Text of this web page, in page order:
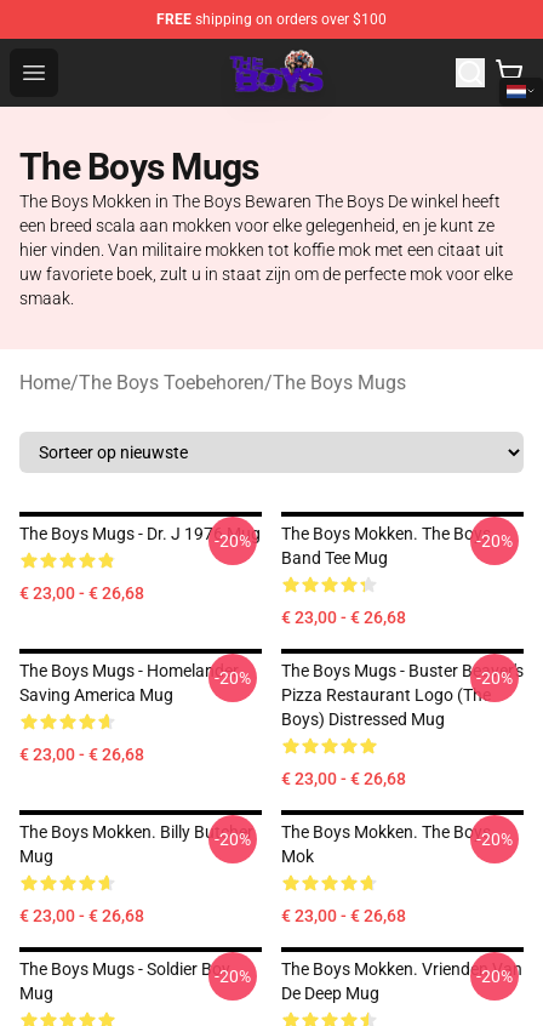
FREE shipping on orders over $100
Open menu
The Boys Store - Official The Boys Merchandise Shop
The Boys Mugs
The Boys Mokken in The Boys Bewaren The Boys De winkel heeft
een breed scala aan mokken voor elke gelegenheid, en je kunt ze
hier vinden. Van militaire mokken tot koffie mok met een citaat uit
uw favoriete boek, zult u in staat zijn om de perfecte mok voor elke
smaak.
Home/The Boys Toebehoren/The Boys Mugs
The Boys Mugs - Dr. J 1976 Mug
€ 23,00 - € 26,68
-20%
The Boys Mokken. The Boys
Band Tee Mug
€ 23,00 - € 26,68
-20%
The Boys Mugs - Homelander
Saving America Mug
€ 23,00 - € 26,68
-20%
The Boys Mugs - Buster Beaver's
Pizza Restaurant Logo (The
Boys) Distressed Mug
€ 23,00 - € 26,68
-20%
The Boys Mokken. Billy Butcher
Mug
€ 23,00 - € 26,68
-20%
The Boys Mokken. The Boys
Mok
€ 23,00 - € 26,68
-20%
The Boys Mugs - Soldier Boy
Mug
-20%
The Boys Mokken. Vrienden Van
De Deep Mug
-20%